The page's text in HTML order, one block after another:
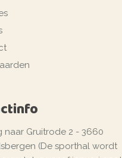
naar Gruitrode 2 - 3660
(De sporthal wordt